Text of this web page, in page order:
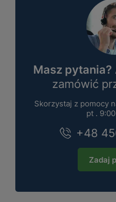
Masz pytania?
zamówić
Skorzystaj z pomocy
pt .
+48
Zadaj